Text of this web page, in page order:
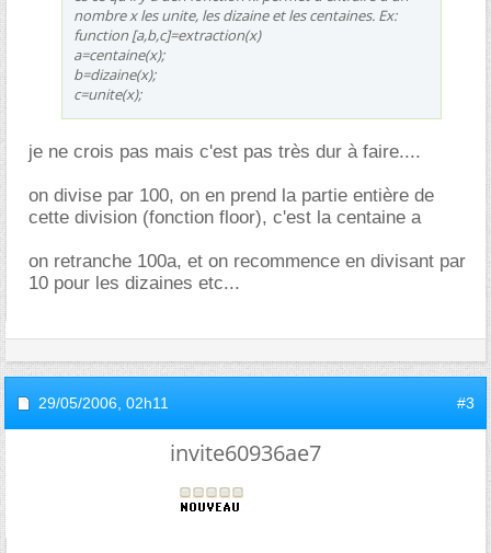
nombre x les unite, les dizaine et les centaines. Ex:
function [a,b,c]=extraction(x)
a=centaine(x);
b=dizaine(x);
c=unite(x);
je ne crois pas mais c'est pas très dur à faire....
on divise par 100, on en prend la partie entière de
cette division (fonction floor), c'est la centaine a
on retranche 100a, et on recommence en divisant par
10 pour les dizaines etc...
29/05/2006, 02h11 #3
invite60936ae7